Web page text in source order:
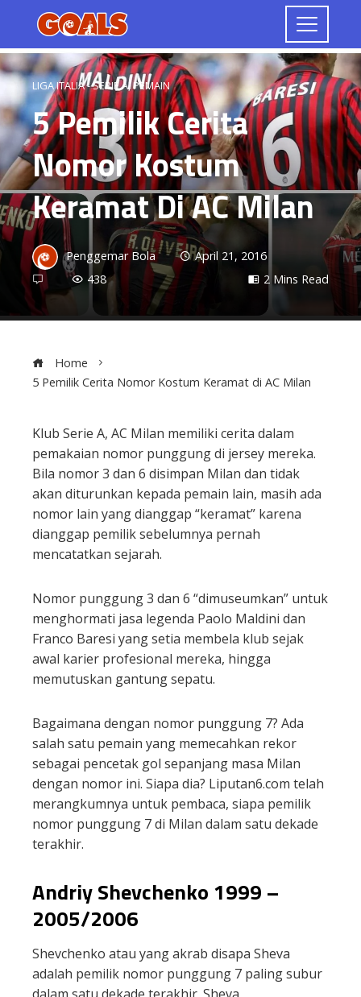
LIGA ITALIA - SERIE A,PEMAIN
5 Pemilik Cerita
Nomor Kostum
Keramat Di AC Milan
Penggemar Bola
April 21, 2016
438
2 Mins Read
Home
5 Pemilik Cerita Nomor Kostum Keramat di AC Milan
Klub Serie A, AC Milan memiliki cerita dalam
pemakaian nomor punggung di jersey mereka.
Bila nomor 3 dan 6 disimpan Milan dan tidak
akan diturunkan kepada pemain lain, masih ada
nomor lain yang dianggap “keramat” karena
dianggap pemilik sebelumnya pernah
mencatatkan sejarah.
Nomor punggung 3 dan 6 “dimuseumkan” untuk
menghormati jasa legenda Paolo Maldini dan
Franco Baresi yang setia membela klub sejak
awal karier profesional mereka, hingga
memutuskan gantung sepatu.
Bagaimana dengan nomor punggung 7? Ada
salah satu pemain yang memecahkan rekor
sebagai pencetak gol sepanjang masa Milan
dengan nomor ini. Siapa dia? Liputan6.com telah
merangkumnya untuk pembaca, siapa pemilik
nomor punggung 7 di Milan dalam satu dekade
terakhir.
Andriy Shevchenko 1999 –
2005/2006
Shevchenko atau yang akrab disapa Sheva
adalah pemilik nomor punggung 7 paling subur